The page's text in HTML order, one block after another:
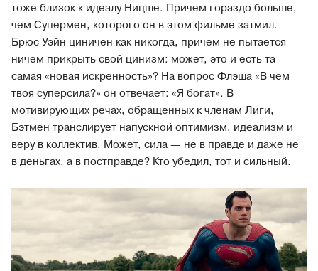
тоже близок к идеалу Ницше. Причем гораздо больше,
чем Супермен, которого он в этом фильме затмил.
Брюс Уэйн циничен как никогда, причем не пытается
ничем прикрыть свой цинизм: может, это и есть та
самая «новая искренность»? На вопрос Флэша «В чем
твоя суперсила?» он отвечает: «Я богат». В
мотивирующих речах, обращенных к членам Лиги,
Бэтмен транслирует напускной оптимизм, идеализм и
веру в коллектив. Может, сила — не в правде и даже не
в деньгах, а в постправде? Кто убедил, тот и сильный.